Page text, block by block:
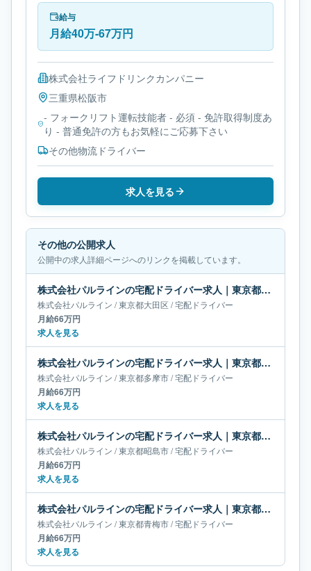
者です。
給与
月給40万-67万円
株式会社ライフドリンクカンパニー
三重県松阪市
- フォークリフト運転技能者 - 必須 - 免許取得制度あ
り - 普通免許の方もお気軽にご応募下さい
その他物流ドライバー
求人を見る
その他の公開求人
公開中の求人詳細ページへのリンクを掲載しています。
株式会社パルラインの宅配ドライバー求人｜東京都大田区｜月給66万円
株式会社パルライン /東京都大田区 /宅配ドライバー
月給66万円
求人を見る
株式会社パルラインの宅配ドライバー求人｜東京都多摩市｜月給66万円
株式会社パルライン /東京都多摩市/宅配ドライバー
月給66万円
求人を見る
株式会社パルラインの宅配ドライバー求人｜東京都昭島市｜月給66万円
株式会社パルライン /東京都昭島市/宅配ドライバー
月給66万円
求人を見る
株式会社パルラインの宅配ドライバー求人｜東京都青梅市｜月給66万円
株式会社パルライン /東京都青梅市/宅配ドライバー
月給66万円
求人を見る